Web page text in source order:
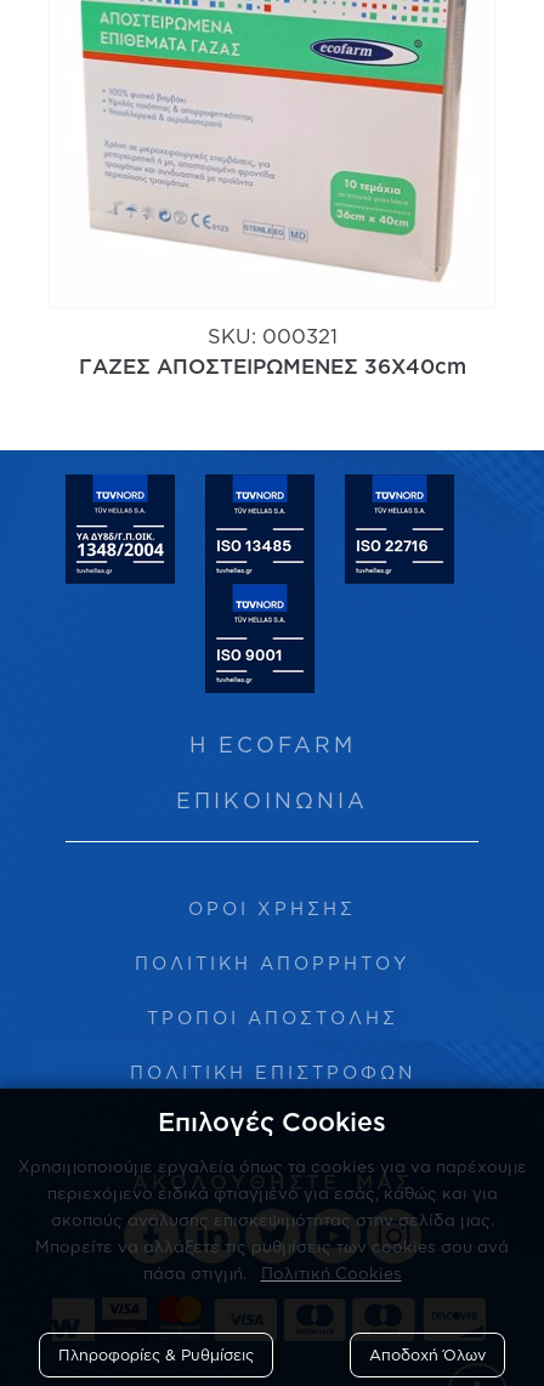
SKU: 000321
ΓΑΖΕΣ ΑΠΟΣΤΕΙΡΩΜΕΝΕΣ 36Χ40cm
Η ECOFARM
ΕΠΙΚΟΙΝΩΝΙΑ
ΟΡΟΙ ΧΡΗΣΗΣ
ΠΟΛΙΤΙΚΗ ΑΠΟΡΡΗΤΟΥ
ΤΡΟΠΟΙ ΑΠΟΣΤΟΛΗΣ
ΠΟΛΙΤΙΚΗ ΕΠΙΣΤΡΟΦΩΝ
ΑΚΟΛΟΥΘΗΣΤΕ ΜΑΣ
    
Επιλογές Cookies
Χρησιμοποιούμε εργαλεία όπως τα cookies για να παρέχουμε
περιεχόμενο ειδικά φτιαγμένο για εσάς, καθώς και για
σκοπούς ανάλυσης επισκεψιμότητας στην σελίδα μας.
Μπορείτε να αλλάξετε τις ρυθμίσεις των cookies σου ανά
πάσα στιγμή.
Πολιτική Cookies
Πληροφορίες & Ρυθμίσεις Αποδοχή Όλων